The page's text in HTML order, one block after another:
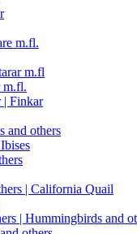
m.fl.
m.fl
m.fl.
| Finkar
and others
| California Quail
| Hummingbirds and